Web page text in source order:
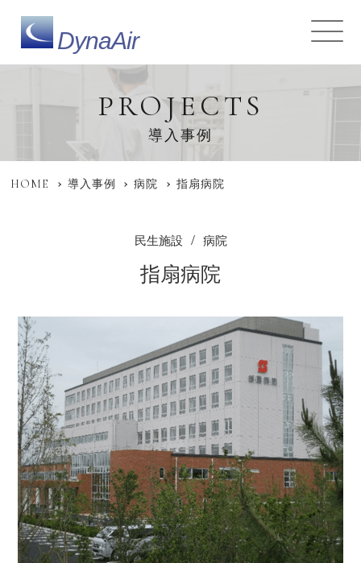
DynaAir
PROJECTS
導入事例
HOME 導入事例 病院 指扇病院
民生施設 病院
指扇病院